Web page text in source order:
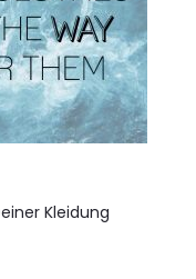
Kleidung